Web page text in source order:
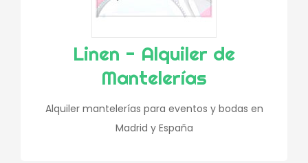
Linen - Alquiler de
Mantelerías
Alquiler mantelerías para eventos y bodas en
Madrid y España